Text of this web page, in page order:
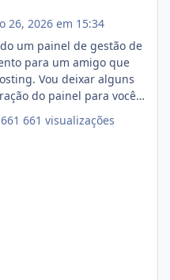
26, 2026 em 15:34
um painel de gestão de
para um amigo que
Vou deixar alguns
do painel para vocês
vocês. O sistema já está
e conta com
661 visualizações